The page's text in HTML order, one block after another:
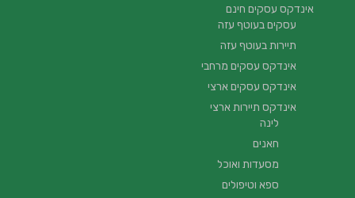
אינדקס עסקים חינם
עסקים בעוטף עזה
תיירות בעוטף עזה
אינדקס עסקים מרחבי
אינדקס עסקים ארצי
אינדקס תיירות ארצי
לינה
חאנים
מסעדות ואוכל
ספא וטיפולים